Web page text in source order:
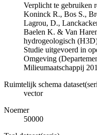
Verplicht te gebruiken
Koninck R., Bos S.,
Lagrou, D.,
Baelen K. & Van
hydrogeologisch
Studie uitgevoerd in
Omgeving
Milieumaatschappij
Ruimtelijk schema
vector
Noemer
50000